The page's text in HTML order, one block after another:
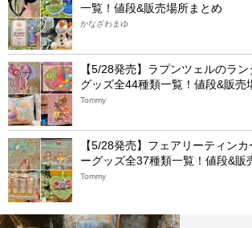
一覧！値段&販売場所まとめ
かなざわまゆ
【5/28発売】ラプンツェルのラ
グッズ全44種類一覧！値段&販売
Tommy
【5/28発売】フェアリーティン
ーグッズ全37種類一覧！値段&販
Tommy